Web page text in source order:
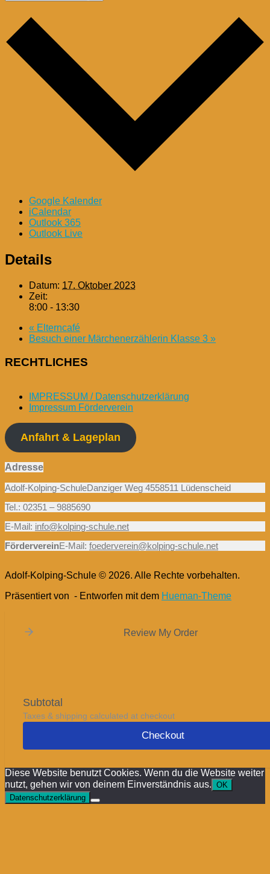
Google Kalender
iCalendar
Outlook 365
Outlook Live
Details
Datum: 17. Oktober 2023
Zeit:
8:00 - 13:30
« Elterncafé
Besuch einer Märchenerzählerin Klasse 3 »
RECHTLICHES
IMPRESSUM / Datenschutzerklärung
Impressum Förderverein
Anfahrt & Lageplan
Adresse
Adolf-Kolping-SchuleDanziger Weg 4558511 Lüdenscheid
Tel.: 02351 – 9885690
E-Mail: info@kolping-schule.net
FördervereinE-Mail: foederverein@kolping-schule.net
Adolf-Kolping-Schule © 2026. Alle Rechte vorbehalten.
Präsentiert von - Entworfen mit dem Hueman-Theme
Review My Order
Subtotal
Taxes & shipping calculated at checkout
Checkout
Diese Website benutzt Cookies. Wenn du die Website weiter
nutzt, gehen wir von deinem Einverständnis aus. OK
Datenschutzerklärung